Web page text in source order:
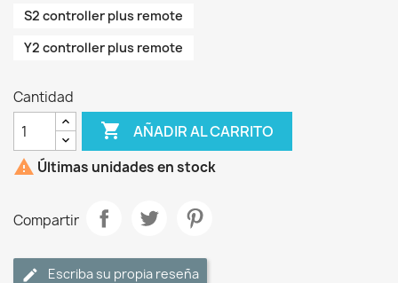
S2 controller plus remote
Y2 controller plus remote
Cantidad
 AÑADIR AL CARRITO
 Últimas unidades en stock
Compartir
Escriba su propia reseña